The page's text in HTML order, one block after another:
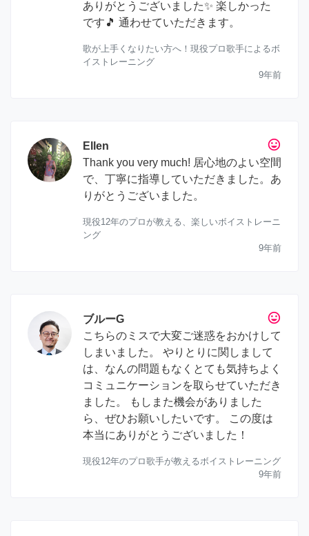
ありがとうございました✨ 楽しかった
です🎵 通わせていただきます。
歌が上手くなりたい方へ！現役プロ歌手によるボ
イストレーニング
9年前
tag_faces
Ellen
Thank you very much! 居心地のよい空間
で、丁寧に指導していただきました。あ
りがとうございました。
現役12年のプロが教える、楽しいボイストレーニ
ング
9年前
tag_faces
ブルーG
こちらのミスで大変ご迷惑をおかけして
しまいました。 やりとりに関しまして
は、なんの問題もなくとても気持ちよく
コミュニケーションを取らせていただき
ました。 もしまた機会がありました
ら、ぜひお願いしたいです。 この度は
本当にありがとうございました！
現役12年のプロ歌手が教えるボイストレーニング
9年前